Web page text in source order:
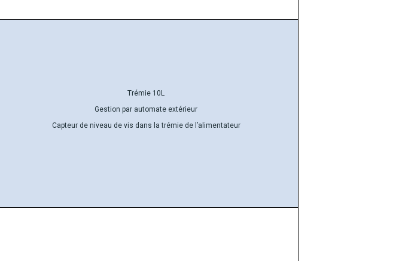
Trémie 10L
Gestion par automate extérieur
Capteur de niveau de vis dans la trémie de l’alimentateur